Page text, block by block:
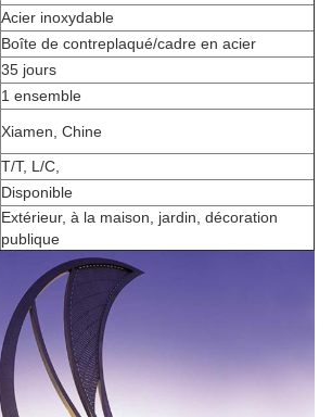
Acier inoxydable
Boîte de contreplaqué/cadre en acier
35 jours
1 ensemble
Xiamen, Chine
T/T, L/C,
Disponible
Extérieur, à la maison, jardin, décoration
publique